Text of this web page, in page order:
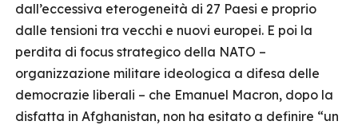
dall’eccessiva eterogeneità di 27 Paesi e proprio
dalle tensioni tra vecchi e nuovi europei. E poi la
perdita di focus strategico della NATO –
organizzazione militare ideologica a difesa delle
democrazie liberali – che Emanuel Macron, dopo la
disfatta in Afghanistan, non ha esitato a definire “un